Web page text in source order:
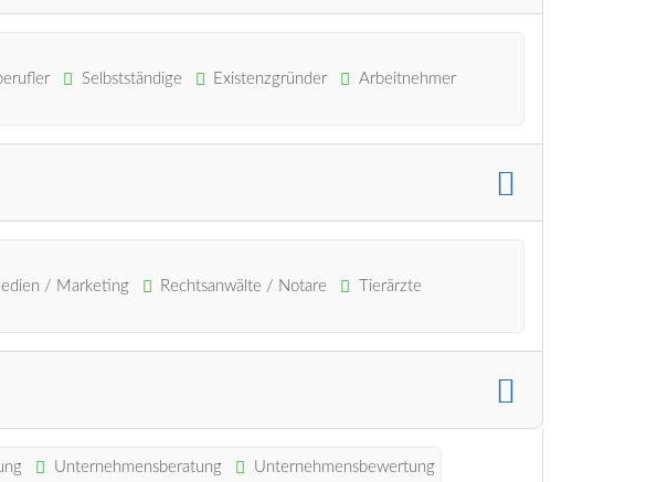
Selbstständige Existenzgründer
Arbeitnehmer
/ Marketing Rechtsanwälte / Notare
Tierärzte
Unternehmensberatung Unternehmensbewertung